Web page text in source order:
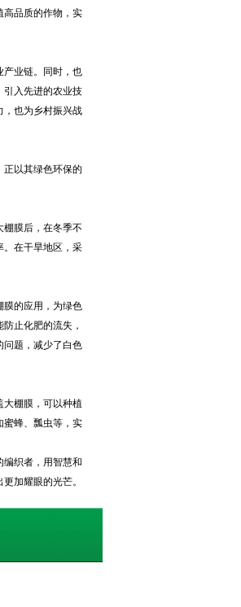
高品质的作物，实
产业链。同时，也
引入先进的农业技
，也为乡村振兴战
以其绿色环保的
膜后，在冬季不
。在干旱地区，采
膜的应用，为绿色
止化肥的流失，
问题，减少了白色
棚膜，可以种植
蜜蜂、瓢虫等，实
编织者，用智慧和
加耀眼的光芒。